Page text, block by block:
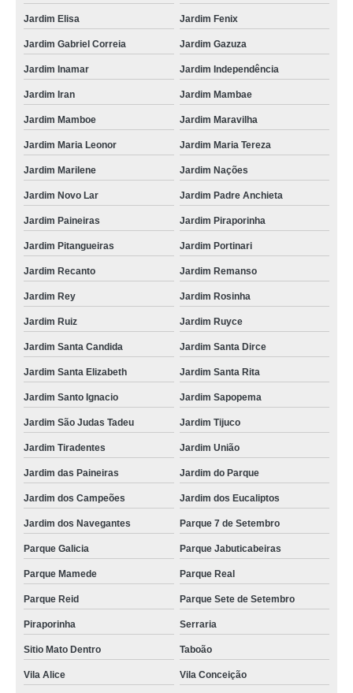
Jardim Elisa Jardim Fenix
Jardim Gabriel Correia Jardim Gazuza
Jardim Inamar Jardim Independência
Jardim Iran Jardim Mambae
Jardim Mamboe Jardim Maravilha
Jardim Maria Leonor Jardim Maria Tereza
Jardim Marilene Jardim Nações
Jardim Novo Lar Jardim Padre Anchieta
Jardim Paineiras Jardim Piraporinha
Jardim Pitangueiras Jardim Portinari
Jardim Recanto Jardim Remanso
Jardim Rey Jardim Rosinha
Jardim Ruiz Jardim Ruyce
Jardim Santa Candida Jardim Santa Dirce
Jardim Santa Elizabeth Jardim Santa Rita
Jardim Santo Ignacio Jardim Sapopema
Jardim São Judas Tadeu Jardim Tijuco
Jardim Tiradentes Jardim União
Jardim das Paineiras Jardim do Parque
Jardim dos Campeões Jardim dos Eucaliptos
Jardim dos Navegantes Parque 7 de Setembro
Parque Galicia Parque Jabuticabeiras
Parque Mamede Parque Real
Parque Reid Parque Sete de Setembro
Piraporinha Serraria
Sitio Mato Dentro Taboão
Vila Alice Vila Conceição